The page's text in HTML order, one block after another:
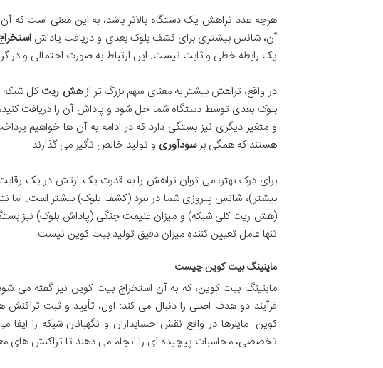
هرچه عدد تراهش یک دستگاه بالاتر باشد، به این معنی است که
آن، شانس بیشتری برای کشف بلوک بعدی و دریافت پاداش
یک رابطه خطی و ثابت نیست. این ارتباط به صورت احتمالی و در
در واقع، تراهش بیشتر به معنای سهم بزرگ تر ازهش ریتکل شبکه
بلوک بعدی توسط دستگاه شما حل شود و پاداش آن را دریافت
و متغیر دیگری نیز بستگی دارد که در ادامه به آن ها خواهیم
هستند که همگی برسودآوری و تولید خالص تأثیر می گذارند.
برای درک بهتر، می توان تراهش را به قدرت یک ارتش در یک
بیشتر)، شانس پیروزی شما در نبرد (کشف بلوک) بیشتر است. اما
(هش ریت کلی شبکه) و میزان غنیمت جنگی (پاداش بلوک) نیز
تنها عامل تعیین کننده میزان دقیق تولید بیت کوین نیست.
ماینینگ بیت کوین چیست
ماینینگ بیت کوین، که به آن استخراج بیت کوین نیز گفته می
فرآیند دو هدف اصلی را دنبال می کند: اول، تأیید و ثبت
کوین. ماینرها در واقع نقش حسابداران و نگهبانان شبکه را ایفا
تخصصی، محاسبات پیچیده ای را انجام می دهند تا تراکنش های